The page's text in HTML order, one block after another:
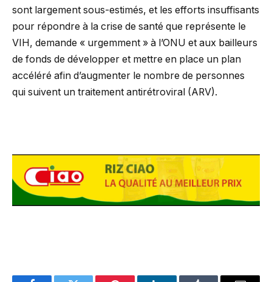
sont largement sous-estimés, et les efforts insuffisants
pour répondre à la crise de santé que représente le
VIH, demande « urgemment » à l’ONU et aux bailleurs
de fonds de développer et mettre en place un plan
accéléré afin d’augmenter le nombre de personnes
qui suivent un traitement antirétroviral (ARV).